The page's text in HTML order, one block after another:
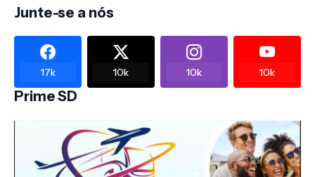
Junte-se a nós
17k 10k 10k 10k
Prime SD